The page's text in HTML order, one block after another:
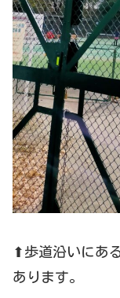
⬆歩道沿いにあ
あります。